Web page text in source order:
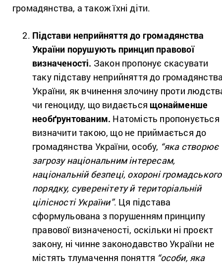
громадянства, а також їхні діти.
Підстави неприйняття до громадянства
України порушують принцип правової
визначеності. Закон пропонує скасувати
таку підставу неприйняття до
України, як вчинення злочину проти
чи геноциду, що видається щонайменше
необґрунтованим. Натомість пропонується
визначити такою, що не приймається до
громадянства України, особу, “яка створює
загрозу національним інтересам,
національній безпеці, охороні громадського
порядку, суверенітету й територіальній
цілісності України”. Ця підстава
сформульована з порушенням принципу
правової визначеності, оскільки ні проєкт
закону, ні чинне законодавство України не
містять тлумачення поняття “особи, яка